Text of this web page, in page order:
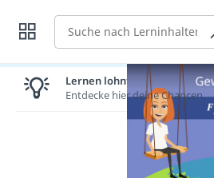
Suche
Lernen lohnt sich!
Entdecke hier deine Chancen.